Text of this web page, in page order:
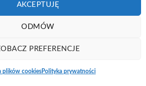
AKCEPTUJĘ
ODMÓW
PREFERENCJE
plików cookiesPolityka prywatności